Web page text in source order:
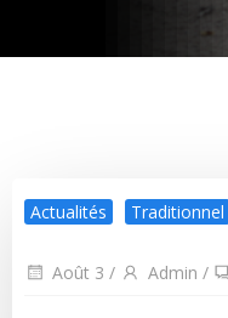
Actualités Traditionnel
Août 3 / Admin /